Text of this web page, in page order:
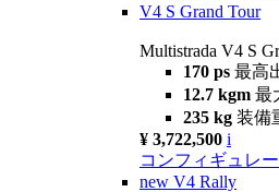
V4 S Grand Tour
Multistrada V4 S
170 ps 最高
12.7 kgm 最
235 kg 装備
¥ 3,722,500 i
コンフィギュレ
new V4 Rally